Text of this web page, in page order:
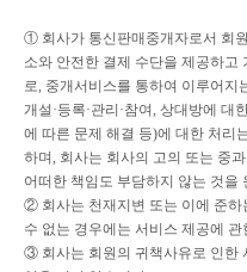
① 회사가 통신판매중개자로서 회
소와 안전한 결제 수단을 제공하고
로, 중개서비스를 통하여 이루어지
개설 ·등록·관리 ·참여, 상대방에 대
에 따른 문제 해결 등)에 대한 처리
하며, 회사는 회사의 고의 또는 중
어떠한 책임도 부담하지 않는 것을
② 회사는 천재지변 또는 이에 준
수 없는 경우에는 서비스 제공에
③ 회사는 회원의 귀책사유로 인한